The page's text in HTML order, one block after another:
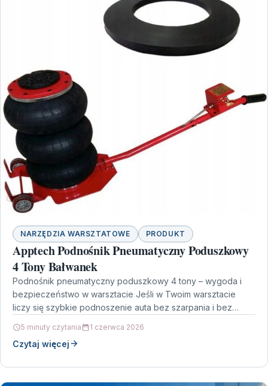
NARZĘDZIA WARSZTATOWE PRODUKT
Apptech Podnośnik Pneumatyczny Poduszkowy
4 Tony Bałwanek
Podnośnik pneumatyczny poduszkowy 4 tony – wygoda i
bezpieczeństwo w warsztacie Jeśli w Twoim warsztacie
liczy się szybkie podnoszenie auta bez szarpania i bez…
5 minuty czytania 1 czerwca 2026
Czytaj więcej